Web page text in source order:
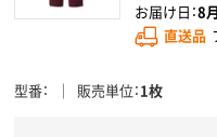
お届け日：8
直送品
型番 販売単位 1枚